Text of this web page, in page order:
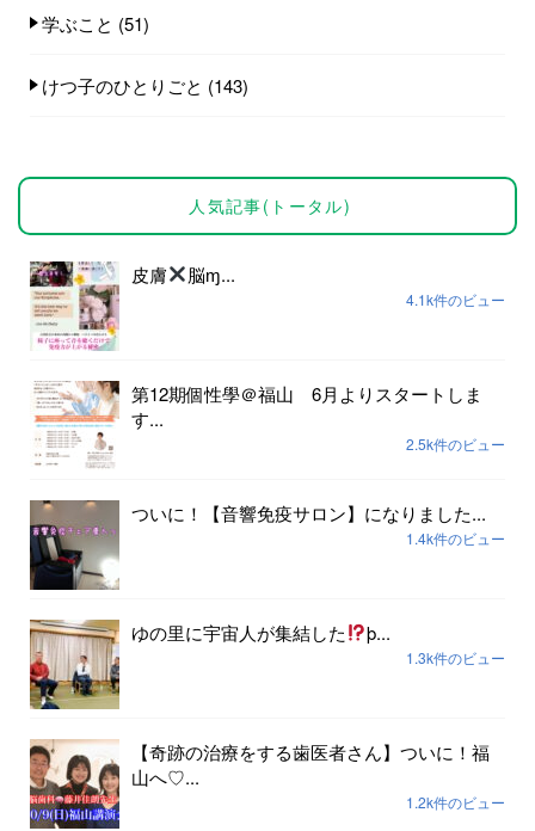
学ぶこと (51)
けつ子のひとりごと (143)
人気記事(トータル)
皮膚 脳ɱ...
4.1k件のビュー
第12期個性學＠福山 6月よりスタートしま
す...
2.5k件のビュー
ついに！【音響免疫サロン】になりました...
1.4k件のビュー
ゆの里に宇宙人が集結した þ...
1.3k件のビュー
【奇跡の治療をする歯医者さん】ついに！福
山へ♡...
1.2k件のビュー